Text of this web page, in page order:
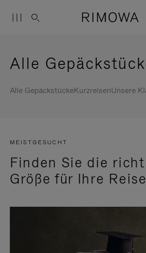
Alle
Alle GepäckstückeKurzreisenUnsere
MEISTGESUCHT
Finden Sie die
Größe für Ihre Reise